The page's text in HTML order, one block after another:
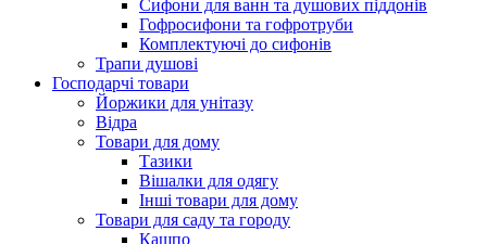
Сифони для ванн та душових піддонів
Гофросифони та гофротруби
Комплектуючі до сифонів
Трапи душові
Господарчі товари
Йоржики для унітазу
Відра
Товари для дому
Тазики
Вішалки для одягу
Інші товари для дому
Товари для саду та городу
Кашпо